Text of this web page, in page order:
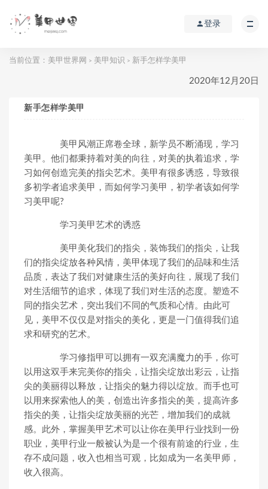
登录
当前位置： 美甲世界网 > 美甲知识 > 新手怎样学美甲
2020年12月20日
新手怎样学美甲
美甲风潮正席卷全球，新学员不断涌现，学习
美甲。他们都秉持着对美的向往，对美的执着追求，学
习如何创造完美的指尖艺术。美甲有很多诱惑，导致很
多初学者追求美甲，而如何学习美甲，初学者该如何学
习美甲呢?
学习美甲艺术的诱惑
美甲美化我们的指尖，装饰我们的指尖，让我
们的指尖绽放各种风情，美甲体现了我们的品味和生活
品质，表达了我们对健康生活的美好向往，展现了我们
对生活细节的追求，体现了我们对生活的态度。塑造不
同的指尖艺术，突出我们不同的气质和心情。由此可
见，美甲不仅仅是对指尖的美化，更是一门值得我们追
求和研究的艺术。
学习修指甲可以拥有一双充满魔力的手，你可
以用这双手来完美你的指尖，让指尖绽放出彩云，让指
尖的美丽得以释放，让指尖的魅力得以绽放。而手也可
以用来探索他人的美，创造出许多指尖的美，提高许多
指尖的美，让指尖绽放美丽的光芒，增加我们的成就
感。此外，掌握美甲艺术可以让你在美甲行业找到一份
职业，美甲行业一般被认为是一个很有前途的行业，生
存不成问题，收入也相当可观，比如成为一名美甲师，
收入很高。